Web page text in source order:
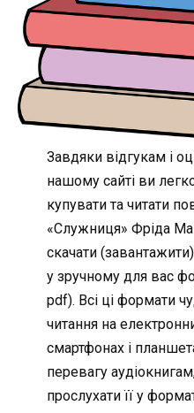
Завдяки відгукам і
нашому сайті ви
купувати та читати
«Служниця» Фріда
скачати
у зручному для вас
pdf). Всі ці формати
читання на
смартфонах і
перевагу
прослухати її у